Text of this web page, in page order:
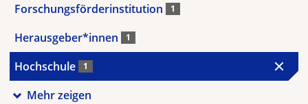
Forschungsförderinstitution 1
Herausgeber*innen 1
Hochschule 1
Mehr zeigen